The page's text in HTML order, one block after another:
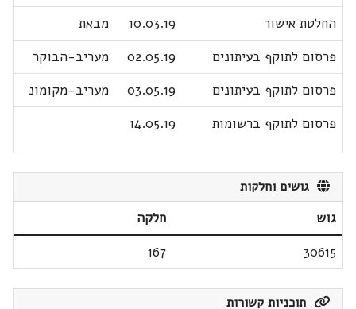
החלטת אישור
10.03.19
מבאת
פרסום לתוקף בעיתונים
02.05.19
מעריב-הבוקר
פרסום לתוקף בעיתונים
03.05.19
מעריב-מקומונ
פרסום לתוקף ברשומות
14.05.19
גושים וחלקות
גוש
חלקה
30615
167
תוכניות קשורות